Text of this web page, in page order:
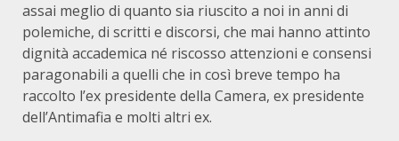
assai meglio di quanto sia riuscito a noi in anni di
polemiche, di scritti e discorsi, che mai hanno attinto
dignità accademica né riscosso attenzioni e consensi
paragonabili a quelli che in così breve tempo ha
raccolto l’ex presidente della Camera, ex presidente
dell’Antimafia e molti altri ex.